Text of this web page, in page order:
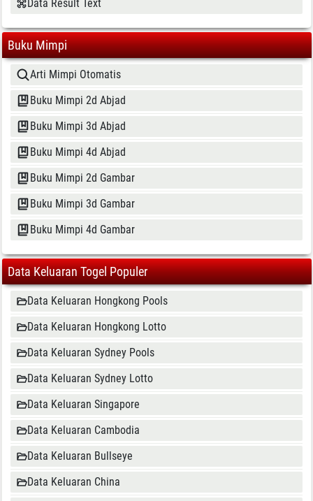
Data Result Text
Buku Mimpi
Arti Mimpi Otomatis
Buku Mimpi 2d Abjad
Buku Mimpi 3d Abjad
Buku Mimpi 4d Abjad
Buku Mimpi 2d Gambar
Buku Mimpi 3d Gambar
Buku Mimpi 4d Gambar
Data Keluaran Togel Populer
Data Keluaran Hongkong Pools
Data Keluaran Hongkong Lotto
Data Keluaran Sydney Pools
Data Keluaran Sydney Lotto
Data Keluaran Singapore
Data Keluaran Cambodia
Data Keluaran Bullseye
Data Keluaran China